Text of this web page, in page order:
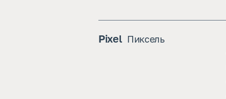
Pixel Пиксель